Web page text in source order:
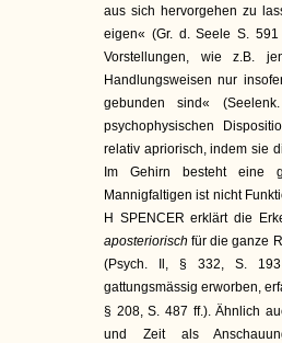
aus sich hervorgehen zu
eigen« (Gr. d. Seele S. 591
Vorstellungen, wie z.B.
Handlungsweisen nur
gebunden sind«
psychophysischen
relativ apriorisch, indem sie
Im Gehirn besteht eine
Mannigfaltigen ist nicht
H SPENCER erklärt die
aposteriorischfür die ganze
(Psych. Il, § 332, S. 193
gattungsmässig erworben,
§ 208, S. 487 ff.). Ähnlich
und Zeit als